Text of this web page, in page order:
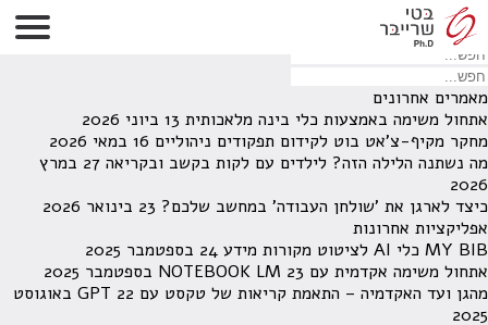
לא נמצאו תוצאות תחת קטגוריה זו.
מחפש משהו מסויים? השתמש בחיפוש
מאמרים אחרונים
אתחול משימה באמצעות כלי בינה מלאכותית 13 ביוני 2026
מחקר מקיף-צ'אט בוט לקידום תפקודים ניהוליים 16 במאי 2026
מה נשתנה הלילה הזה? לילדים עם לקות בקשב ובקריאה
27 במרץ
2026
כיצד לארגן את 'שולחן העבודה' במחשב שלכם? 23 בינואר 2026
אפליקציות אחרונות
MY BIB כלי AI לציטוט מקורות מידע
24 בספטמבר 2025
אתחול משימה אקדמית עם NOTEBOOK LM 23 בספטמבר 2025
מהגן ועד האקדמיה – התאמת קריאות של טקסט עם GPT
22 באוגוסט
2025